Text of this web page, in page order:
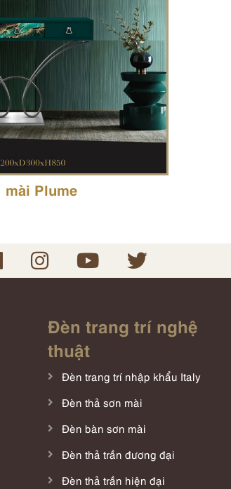
mài Plume
Đèn trang trí nghệ
thuật
Đèn trang trí nhập khẩu Italy
Đèn thả sơn mài
Đèn bàn sơn mài
Đèn thả trần đương đại
Đèn thả trần hiện đại